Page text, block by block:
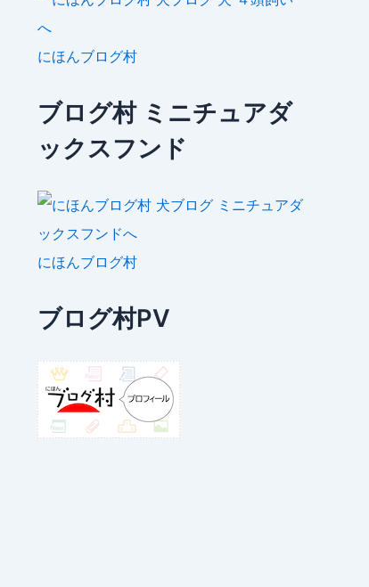
にほんブログ村
ブログ村 ミニチュアダ
ックスフンド
にほんブログ村
ブログ村PV